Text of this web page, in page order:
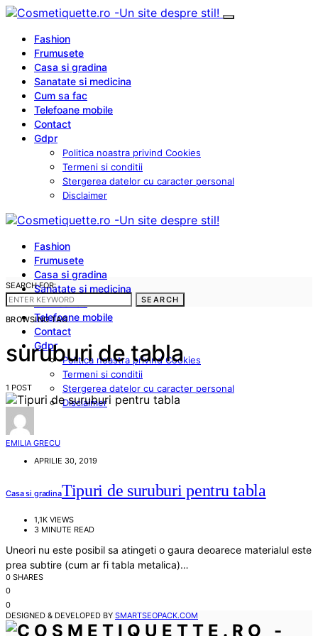
Fashion
Frumusete
Casa si gradina
Sanatate si medicina
Cum sa fac
Telefoane mobile
Contact
Gdpr
Politica noastra privind Cookies
Termeni si conditii
Stergerea datelor cu caracter personal
Disclaimer
Fashion
Frumusete
Casa si gradina
Sanatate si medicina
Cum sa fac
Telefoane mobile
Contact
Gdpr
Politica noastra privind Cookies
Termeni si conditii
Stergerea datelor cu caracter personal
Disclaimer
SEARCH FOR:
SEARCH
BROWSING TAG
suruburi de tabla
1 POST
EMILIA GRECU
APRILIE 30, 2019
Casa si gradinaTipuri de suruburi pentru tabla
1,1K VIEWS
3 MINUTE READ
Uneori nu este posibil sa atingeti o gaura deoarece materialul este
prea subtire (cum ar fi tabla metalica)…
0 SHARES
0
0
DESIGNED & DEVELOPED BY SMARTSEOPACK.COM